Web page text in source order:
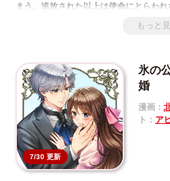
まう。追放された以上は使命にとらわ
国の繫栄を願うアクトールに「俺の全
もっと
7/30 更新
氷の
婚
漫画：
ト： ア